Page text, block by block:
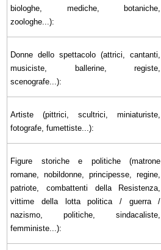
biologhe, mediche, botaniche,
zoologhe...):
Donne dello spettacolo (attrici, cantanti,
musiciste, ballerine, registe,
scenografe...):
Artiste (pittrici, scultrici, miniaturiste,
fotografe, fumettiste...):
Figure storiche e politiche (matrone
romane, nobildonne, principesse, regine,
patriote, combattenti della Resistenza,
vittime della lotta politica / guerra /
nazismo, politiche, sindacaliste,
femministe...):